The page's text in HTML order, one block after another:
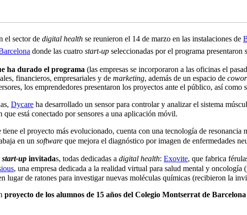
el sector de digital health se reunieron el 14 de marzo en las instalaciones de
donde las cuatro start-up seleccionadas por el programa
ha durado el programa (las empresas se incorporaron a las oficinas el
financieros, empresariales y de marketing, además de un espacio de
los emprendedores presentaron los proyectos ante el público, así
Dycare ha desarrollado un sensor para controlar y analizar el sistema
está conectado por sensores a una aplicación móvil.
tiene el proyecto más evolucionado, cuenta con una tecnología de
en un software que mejora el diagnóstico por imagen de enfermedades
start-up invitadas, todas dedicadas a digital health: Exovite, que fabrica
, una empresa dedicada a la realidad virtual para salud mental y oncología (
lugar de ratones para investigar nuevas moléculas químicas (recibieron la
proyecto de los alumnos de 15 años del Colegio Montserrat de Barcelona